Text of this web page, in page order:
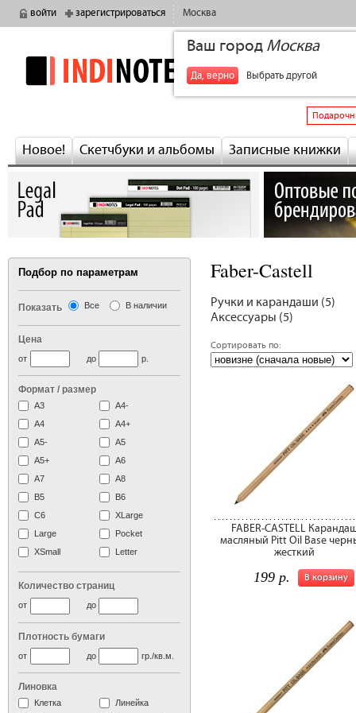
войти зарегистрироваться Москва
Ваш город Москва
Да, верно Выбрать другой
indinotes
Новое! Скетчбуки и альбомы Записные книжки
Faber-Castell
Ручки и карандаши (5)
Аксессуары (5)
Сортировать по:
FABER-CASTELL
масляный Pitt Oil Base
жесткий
В корзину
199 р.
Подбор по параметрам
Показать Все В наличии
Цена
до
от р.
Формат / размер
А3
А4-
А4
A4+
А5-
А5
A5+
А6
А7
A8
B5
B6
C6
XLarge
Large
Pocket
XSmall
Letter
Количество страниц
до
от
Плотность бумаги
до
от гр./кв.м.
Линовка
Клетка
Линейка